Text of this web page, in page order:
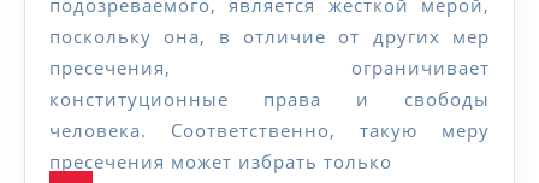
+
в
виде
поскольку она, в отличие от других мер
пресечения, ограничивает
конституционные права и свободы
человека. Соответственно, такую меру
пресечения может избрать только